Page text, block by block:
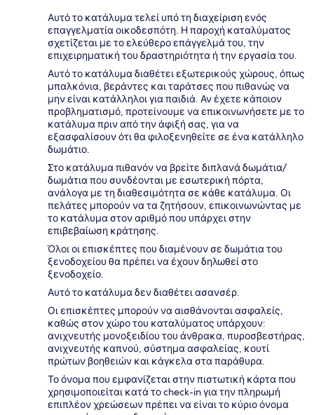
Αυτό το κατάλυμα τελεί υπό τη διαχείριση ενός
επαγγελματία οικοδεσπότη. Η παροχή καταλύματος
σχετίζεται με το ελεύθερο επάγγελμά του, την
επιχειρηματική του δραστηριότητα ή την εργασία του.
Αυτό το κατάλυμα διαθέτει εξωτερικούς χώρους, όπως
μπαλκόνια, βεράντες και ταράτσες που πιθανώς να
μην είναι κατάλληλοι για παιδιά. Αν έχετε κάποιον
προβληματισμό, προτείνουμε να επικοινωνήσετε με το
κατάλυμα πριν από την άφιξή σας, για να
εξασφαλίσουν ότι θα φιλοξενηθείτε σε ένα κατάλληλο
δωμάτιο.
Στο κατάλυμα πιθανόν να βρείτε διπλανά δωμάτια/
δωμάτια που συνδέονται με εσωτερική πόρτα,
ανάλογα με τη διαθεσιμότητα σε κάθε κατάλυμα. Οι
πελάτες μπορούν να τα ζητήσουν, επικοινωνώντας με
το κατάλυμα στον αριθμό που υπάρχει στην
επιβεβαίωση κράτησης.
Όλοι οι επισκέπτες που διαμένουν σε δωμάτια του
ξενοδοχείου θα πρέπει να έχουν δηλωθεί στο
ξενοδοχείο.
Αυτό το κατάλυμα δεν διαθέτει ασανσέρ.
Οι επισκέπτες μπορούν να αισθάνονται ασφαλείς,
καθώς στον χώρο του καταλύματος υπάρχουν:
ανιχνευτής μονοξειδίου του άνθρακα, πυροσβεστήρας,
ανιχνευτής καπνού, σύστημα ασφαλείας, κουτί
πρώτων βοηθειών και κάγκελα στα παράθυρα.
Το όνομα που εμφανίζεται στην πιστωτική κάρτα που
χρησιμοποιείται κατά το check-in για την πληρωμή
επιπλέον χρεώσεων πρέπει να είναι το κύριο όνομα